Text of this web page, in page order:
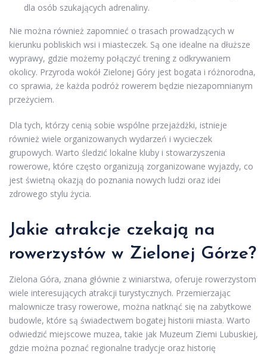
dla osób szukających adrenaliny.
Nie można również zapomnieć o trasach prowadzących w
kierunku pobliskich wsi i miasteczek. Są one idealne na dłuższe
wyprawy, gdzie możemy połączyć trening z odkrywaniem
okolicy. Przyroda wokół Zielonej Góry jest bogata i różnorodna,
co sprawia, że każda podróż rowerem będzie niezapomnianym
przeżyciem.
Dla tych, którzy cenią sobie wspólne przejażdżki, istnieje
również wiele organizowanych wydarzeń i wycieczek
grupowych. Warto śledzić lokalne kluby i stowarzyszenia
rowerowe, które często organizują zorganizowane wyjazdy, co
jest świetną okazją do poznania nowych ludzi oraz idei
zdrowego stylu życia.
Jakie atrakcje czekają na
rowerzystów w Zielonej Górze?
Zielona Góra, znana głównie z winiarstwa, oferuje rowerzystom
wiele interesujących atrakcji turystycznych. Przemierzając
malownicze trasy rowerowe, można natknąć się na zabytkowe
budowle, które są świadectwem bogatej historii miasta. Warto
odwiedzić miejscowe muzea, takie jak Muzeum Ziemi Lubuskiej,
gdzie można poznać regionalne tradycje oraz historię